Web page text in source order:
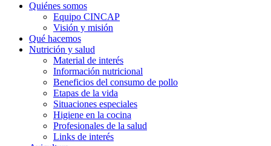
Quiénes somos
Equipo CINCAP
Visión y misión
Qué hacemos
Nutrición y salud
Material de interés
Información nutricional
Beneficios del consumo de pollo
Etapas de la vida
Situaciones especiales
Higiene en la cocina
Profesionales de la salud
Links de interés